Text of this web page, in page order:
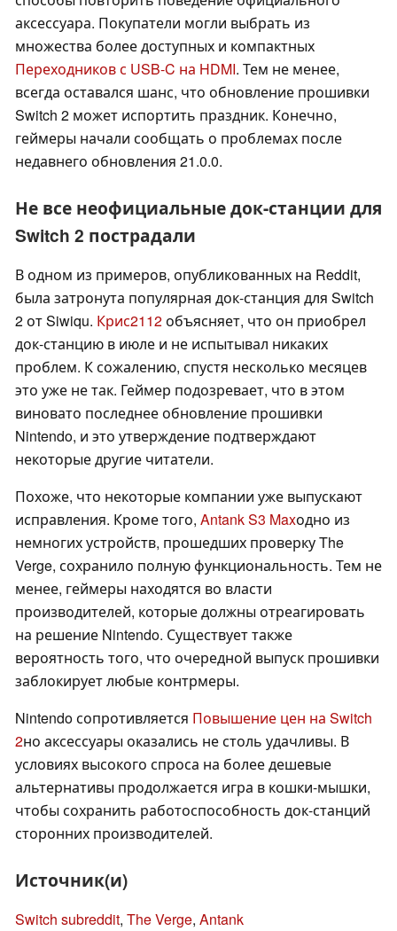
аксессуара. Покупатели могли выбрать из
множества более доступных и компактных
Переходников с USB-C на HDMI. Тем не менее,
всегда оставался шанс, что обновление прошивки
Switch 2 может испортить праздник. Конечно,
геймеры начали сообщать о проблемах после
недавнего обновления 21.0.0.
Не все неофициальные док-станции для
Switch 2 пострадали
В одном из примеров, опубликованных на Reddit,
была затронута популярная док-станция для Switch
2 от Siwiqu. Крис2112объясняет, что он приобрел
док-станцию в июле и не испытывал никаких
проблем. К сожалению, спустя несколько месяцев
это уже не так. Геймер подозревает, что в этом
виновато последнее обновление прошивки
Nintendo, и это утверждение подтверждают
некоторые другие читатели.
Похоже, что некоторые компании уже выпускают
исправления. Кроме того, Antank S3 Maxодно из
немногих устройств, прошедших проверку The
Verge, сохранило полную функциональность. Тем не
менее, геймеры находятся во власти
производителей, которые должны отреагировать
на решение Nintendo. Существует также
вероятность того, что очередной выпуск прошивки
заблокирует любые контрмеры.
Nintendo сопротивляется Повышение цен на Switch
2но аксессуары оказались не столь удачливы. В
условиях высокого спроса на более дешевые
альтернативы продолжается игра в кошки-мышки,
чтобы сохранить работоспособность док-станций
сторонних производителей.
Источник(и)
Switch subreddit, The Verge, Antank